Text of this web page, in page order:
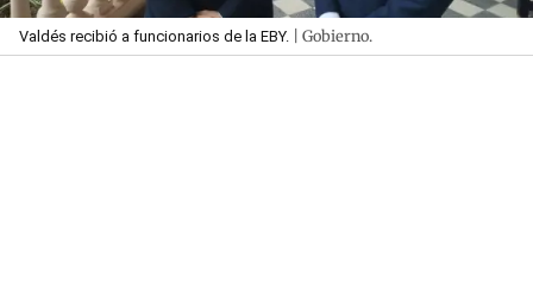
Valdés recibió a funcionarios de la EBY. | Gobierno.